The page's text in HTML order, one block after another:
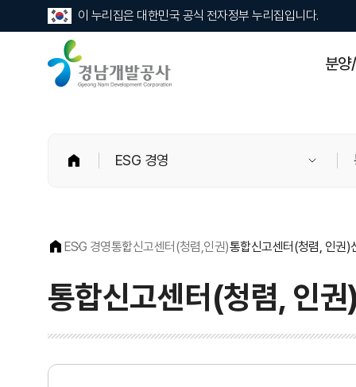
이 누리집은 대한민국 공식 전자정부 누리집입니다.
남
개
분
홈 ESG 경영
ESG 경영통합신고센터(청렴,인권)통합신고센터(청렴, 인권)
통합신고센터(청렴, 인